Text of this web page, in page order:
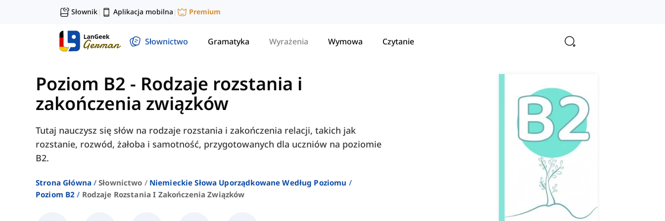
Słownik| Aplikacja mobilna | Premium
Słownictwo Gramatyka Wyrażenia Wymowa Czytanie
Poziom B2 - Rodzaje rozstania i
zakończenia związków
Tutaj nauczysz się słów na rodzaje rozstania i zakończenia relacji, takich jak
rozstanie, rozwód, żałoba i samotność, przygotowanych dla uczniów na poziomie
B2.
Strona Główna Słownictwo
Niemieckie Słowa Uporządkowane Według Poziomu
Poziom B2
Rodzaje Rozstania I Zakończenia Związków